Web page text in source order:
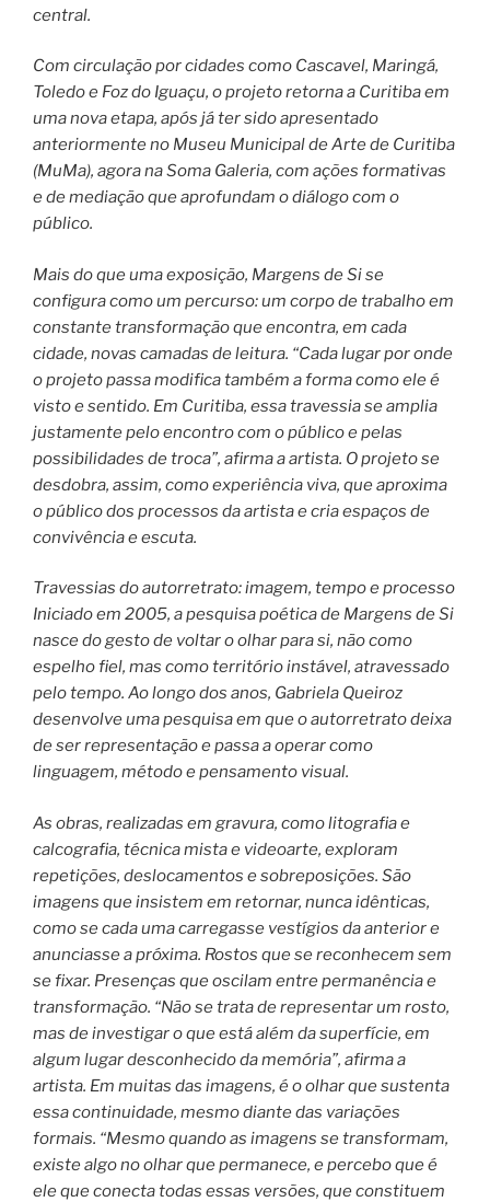
central.
Com circulação por cidades como Cascavel, Maringá,
Toledo e Foz do Iguaçu, o projeto retorna a Curitiba em
uma nova etapa, após já ter sido apresentado
anteriormente no Museu Municipal de Arte de Curitiba
(MuMa), agora na Soma Galeria, com ações formativas
e de mediação que aprofundam o diálogo com o
público.
Mais do que uma exposição, Margens de Si se
configura como um percurso: um corpo de trabalho em
constante transformação que encontra, em cada
cidade, novas camadas de leitura. “Cada lugar por onde
o projeto passa modifica também a forma como ele é
visto e sentido. Em Curitiba, essa travessia se amplia
justamente pelo encontro com o público e pelas
possibilidades de troca”, afirma a artista. O projeto se
desdobra, assim, como experiência viva, que aproxima
o público dos processos da artista e cria espaços de
convivência e escuta.
Travessias do autorretrato: imagem, tempo e processo
Iniciado em 2005, a pesquisa poética de Margens de Si
nasce do gesto de voltar o olhar para si, não como
espelho fiel, mas como território instável, atravessado
pelo tempo. Ao longo dos anos, Gabriela Queiroz
desenvolve uma pesquisa em que o autorretrato deixa
de ser representação e passa a operar como
linguagem, método e pensamento visual.
As obras, realizadas em gravura, como litografia e
calcografia, técnica mista e videoarte, exploram
repetições, deslocamentos e sobreposições. São
imagens que insistem em retornar, nunca idênticas,
como se cada uma carregasse vestígios da anterior e
anunciasse a próxima. Rostos que se reconhecem sem
se fixar. Presenças que oscilam entre permanência e
transformação. “Não se trata de representar um rosto,
mas de investigar o que está além da superfície, em
algum lugar desconhecido da memória”, afirma a
artista. Em muitas das imagens, é o olhar que sustenta
essa continuidade, mesmo diante das variações
formais. “Mesmo quando as imagens se transformam,
existe algo no olhar que permanece, e percebo que é
ele que conecta todas essas versões, que constituem